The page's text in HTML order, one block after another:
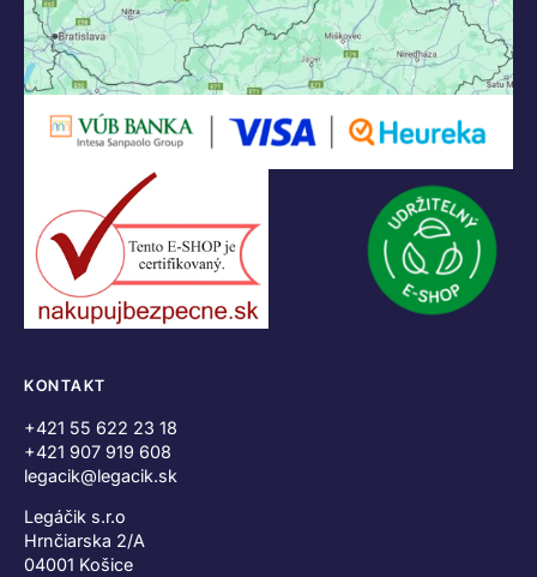
KONTAKT
+421 55 622 23 18
+421 907 919 608
legacik@legacik.sk
Legáčik s.r.o
Hrnčiarska 2/A
04001 Košice